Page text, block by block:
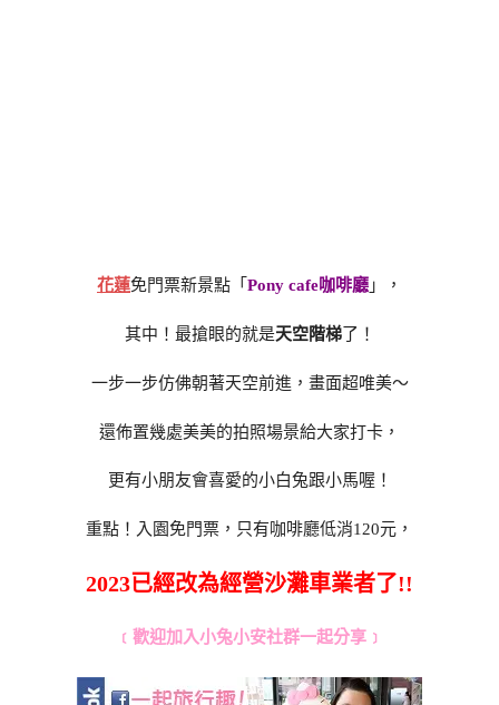
花蓮免門票新景點「 Pony cafe咖啡廳 」，
其中！最搶眼的就是天空階梯了！
一步一步仿佛朝著天空前進，畫面超唯美～
還佈置幾處美美的拍照場景給大家打卡，
更有小朋友會喜愛的小白兔跟小馬喔！
重點！入園免門票，只有咖啡廳低消120元，
2023已經改為經營沙灘車業者了!!
﹝歡迎加入小兔小安社群一起分享﹞